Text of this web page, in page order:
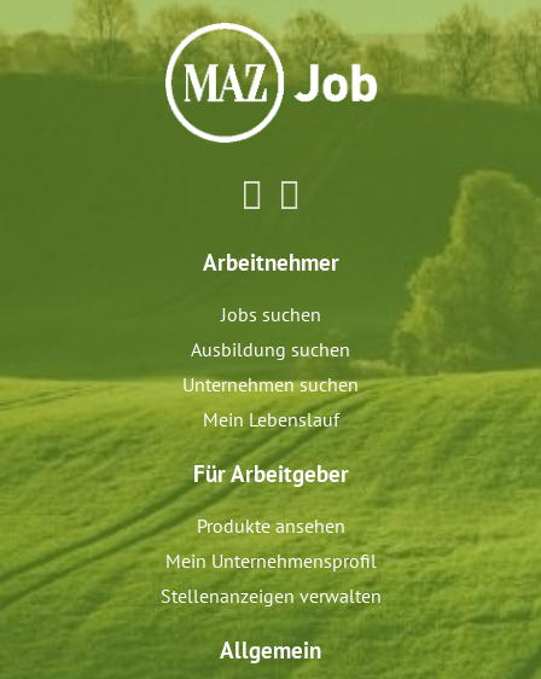
Arbeitnehmer
Jobs suchen
Ausbildung suchen
Unternehmen suchen
Mein Lebenslauf
Für Arbeitgeber
Produkte ansehen
Mein Unternehmensprofil
Stellenanzeigen verwalten
Allgemein